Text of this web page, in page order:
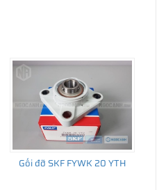
Gối đỡ SKF FYWK 20 YTH